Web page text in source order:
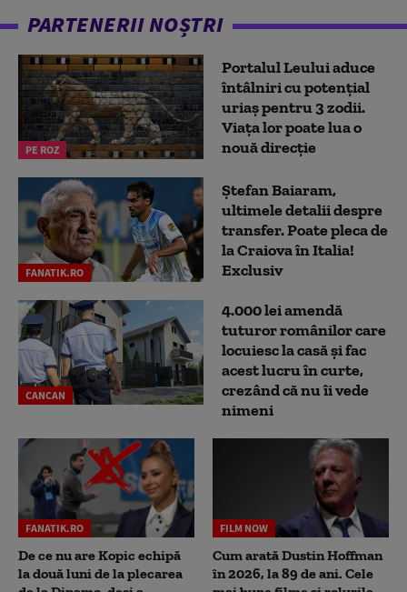
PARTENERII NOȘTRI
PE ROZ
Portalul Leului aduce
întâlniri cu potențial
uriaș pentru 3 zodii.
Viața lor poate lua o
nouă direcție
FANATIK.RO
Ștefan Baiaram,
ultimele detalii despre
transfer. Poate pleca de
la Craiova în Italia!
Exclusiv
CANCAN
4.000 lei amendă
tuturor românilor care
locuiesc la casă și fac
acest lucru în curte,
crezând că nu îi vede
nimeni
FANATIK.RO
De ce nu are Kopic echipă
la două luni de la plecarea
FILM NOW
Cum arată Dustin Hoffman
în 2026, la 89 de ani. Cele